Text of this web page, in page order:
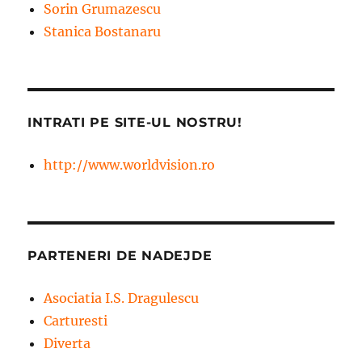
Sorin Grumazescu
Stanica Bostanaru
INTRATI PE SITE-UL NOSTRU!
http://www.worldvision.ro
PARTENERI DE NADEJDE
Asociatia I.S. Dragulescu
Carturesti
Diverta